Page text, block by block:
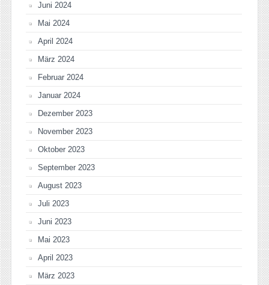
Juni 2024
Mai 2024
April 2024
März 2024
Februar 2024
Januar 2024
Dezember 2023
November 2023
Oktober 2023
September 2023
August 2023
Juli 2023
Juni 2023
Mai 2023
April 2023
März 2023